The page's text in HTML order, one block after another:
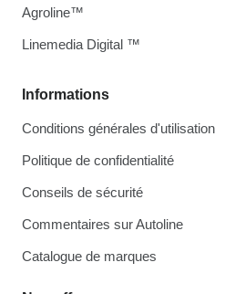
Informations
Conditions générales d'utilisation
Politique de confidentialité
Conseils de sécurité
Commentaires sur Autoline
Catalogue de marques
Agroline™
Linemedia Digital ™